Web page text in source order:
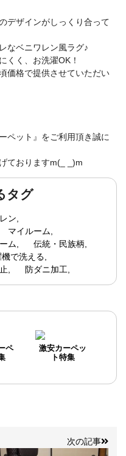
デザインがしっくり合って
なベニワレン風ラグ♪
くく、お洗濯OK！
価格で提供させていただい
ペット』をご利用頂き誠に
ておりますm(_ _)m
タグ
ン
マイルーム
ム
伝統・民族柄
で洗える
防ダニ加工
ペ
激安カーペッ
ト特集
次の記事